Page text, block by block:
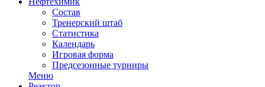
Состав
Тренерский штаб
Статистика
Календарь
Игровая форма
Предсезонные турниры
Меню